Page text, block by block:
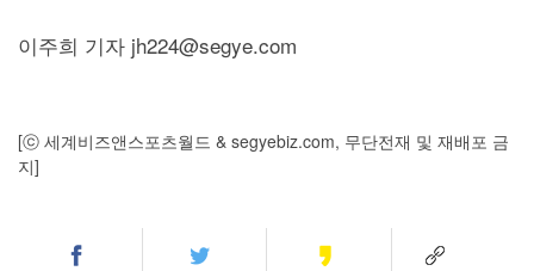
이주희 기자 jh224@segye.com
[ⓒ 세계비즈앤스포츠월드 & segyebiz.com, 무단전재 및 재배포 금
지]